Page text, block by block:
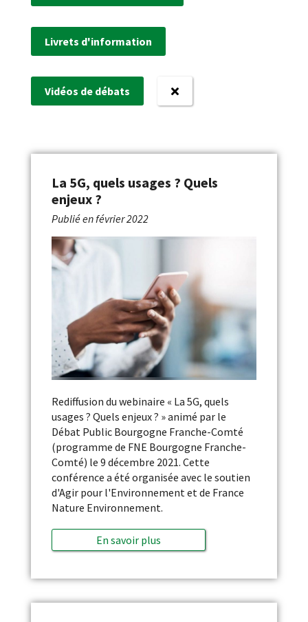
Livrets d'information
Vidéos de débats
La 5G, quels usages ? Quels
enjeux ?
Publié enfévrier 2022
Rediffusion du webinaire « La 5G, quels
usages ? Quels enjeux ? » animé par le
Débat Public Bourgogne Franche-Comté
(programme de FNE Bourgogne Franche-
Comté) le 9 décembre 2021. Cette
conférence a été organisée avec le soutien
d'Agir pour l'Environnement et de France
Nature Environnement.
En savoir plus